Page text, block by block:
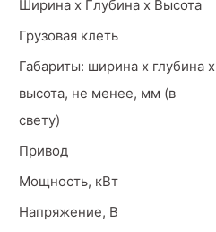
Ширина х Глубина х Высота
Грузовая клеть
Габариты: ширина х глубина х
высота, не менее, мм (в
свету)
Привод
Мощность, кВт
Напряжение, В